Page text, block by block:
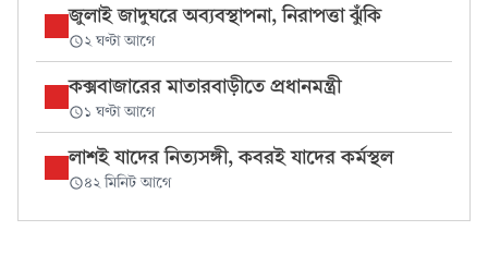
জুলাই জাদুঘরে অব্যবস্থাপনা, নিরাপত্তা ঝুঁকি
২ ঘণ্টা আগে
কক্সবাজারের মাতারবাড়ীতে প্রধানমন্ত্রী
১ ঘণ্টা আগে
লাশই যাদের নিত্যসঙ্গী, কবরই যাদের কর্মস্থল
৪২ মিনিট আগে